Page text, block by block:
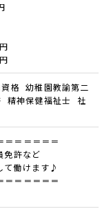
格 幼稚園教諭第二
精神保健福祉士 社
＝＝＝＝＝＝
免許など
て働けます♪
＝＝＝＝＝＝